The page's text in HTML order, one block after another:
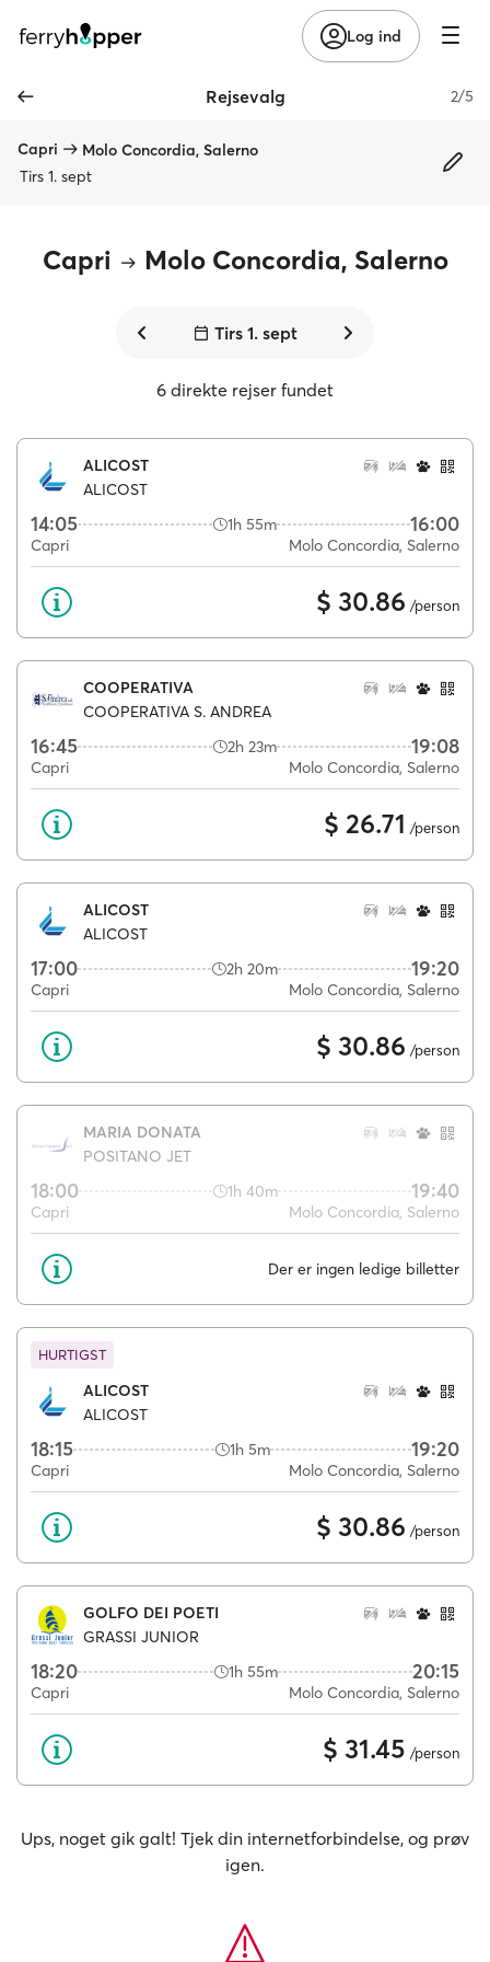
Log ind
Rejsevalg 2/5
Capri
Molo Concordia, Salerno
Tirs 1. sept
Capri Molo Concordia, Salerno
Tirs 1. sept
6 direkte rejser fundet
ALICOST
ALICOST
14:05 1h 55m 16:00
Capri Molo Concordia, Salerno
$ 30.86 /person
COOPERATIVA
COOPERATIVA S. ANDREA
16:45 2h 23m 19:08
Capri Molo Concordia, Salerno
$ 26.71 /person
ALICOST
ALICOST
17:00 2h 20m 19:20
Capri Molo Concordia, Salerno
$ 30.86 /person
MARIA DONATA
POSITANO JET
18:00 1h 40m 19:40
Capri Molo Concordia, Salerno
Der er ingen ledige billetter
HURTIGST
ALICOST
ALICOST
18:15 1h 5m 19:20
Capri Molo Concordia, Salerno
$ 30.86 /person
GOLFO DEI POETI
GRASSI JUNIOR
18:20 1h 55m 20:15
Capri Molo Concordia, Salerno
$ 31.45 /person
Ups, noget gik galt! Tjek din internetforbindelse, og prøv
igen.